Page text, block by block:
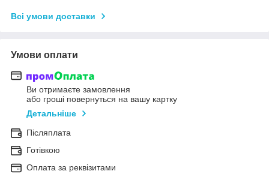
Всі умови доставки
Умови оплати
Ви отримаєте замовлення
або гроші повернуться на вашу картку
Детальніше
Післяплата
Готівкою
Оплата за реквізитами